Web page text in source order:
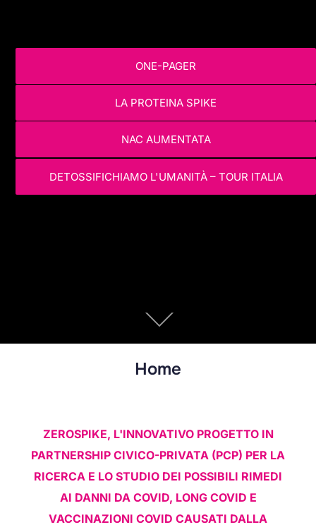
Home
ONE-PAGER
LA PROTEINA SPIKE
NAC AUMENTATA
DETOSSIFICHIAMO L'UMANITÀ – TOUR ITALIA
ZEROSPIKE, L'INNOVATIVO PROGETTO IN
PARTNERSHIP CIVICO-PRIVATA (PCP) PER LA
RICERCA E LO STUDIO DEI POSSIBILI RIMEDI
AI DANNI DA COVID, LONG COVID E
VACCINAZIONI COVID CAUSATI DALLA